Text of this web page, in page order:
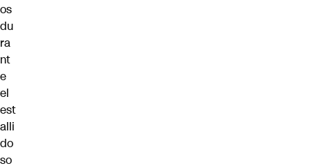
os
du
ra
nt
e
el
est
alli
do
so